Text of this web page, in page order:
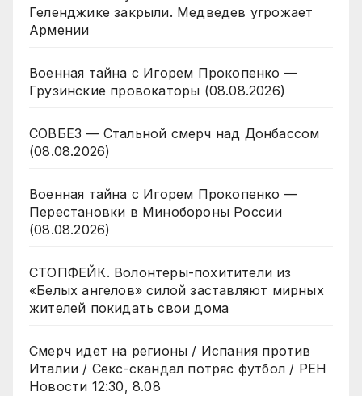
Геленджике закрыли. Медведев угрожает
Армении
Военная тайна с Игорем Прокопенко —
Грузинские провокаторы (08.08.2026)
СОВБЕЗ — Стальной смерч над Донбассом
(08.08.2026)
Военная тайна с Игорем Прокопенко —
Перестановки в Минобороны России
(08.08.2026)
СТОПФЕЙК. Волонтеры-похитители из
«Белых ангелов» силой заставляют мирных
жителей покидать свои дома
Смерч идет на регионы / Испания против
Италии / Секс-скандал потряс футбол / РЕН
Новости 12:30, 8.08